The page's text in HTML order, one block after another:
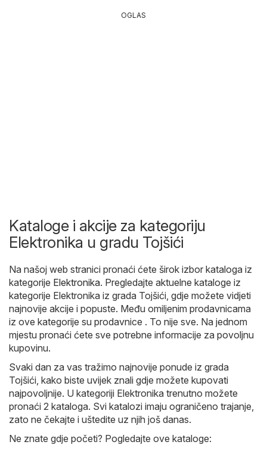
OGLAS
Kataloge i akcije za kategoriju
Elektronika u gradu Tojšići
Na našoj web stranici pronaći ćete širok izbor kataloga iz
kategorije Elektronika. Pregledajte aktuelne kataloge iz
kategorije Elektronika iz grada Tojšići, gdje možete vidjeti
najnovije akcije i popuste. Među omiljenim prodavnicama
iz ove kategorije su prodavnice . To nije sve. Na jednom
mjestu pronaći ćete sve potrebne informacije za povoljnu
kupovinu.
Svaki dan za vas tražimo najnovije ponude iz grada
Tojšići, kako biste uvijek znali gdje možete kupovati
najpovoljnije. U kategoriji Elektronika trenutno možete
pronaći 2 kataloga. Svi katalozi imaju ograničeno trajanje,
zato ne čekajte i uštedite uz njih još danas.
Ne znate gdje početi? Pogledajte ove kataloge: